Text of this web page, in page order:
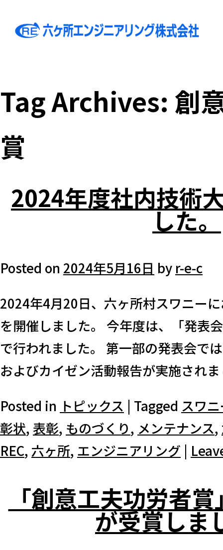
Tag Archives: 創
賞
2024年度社内技術
した。
Posted on 2024年5月16日 by r-e-c
2024年4月20日、六ヶ所村スワニー
を開催しました。 今年度は、「発表
で行われました。 第一部の発表会で
およびカイゼン活動報告が実施され
Posted in トピックス | Tagged スワ
彰状, 表彰, ものづくり, メンテナンス,
REC, 六ヶ所, エンジニアリング |
「創意工夫功労者
が受賞しま